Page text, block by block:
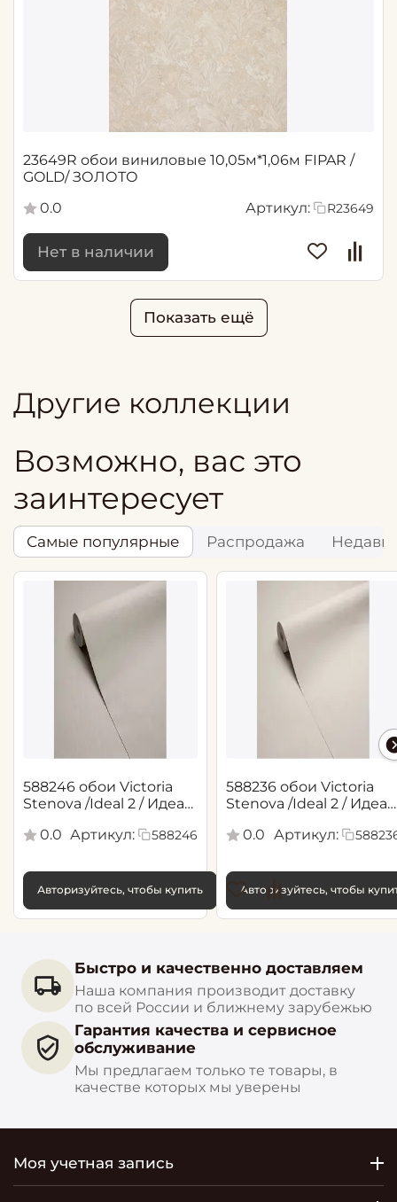
23649R обои виниловые 10,05м*1,06м FIPAR /
GOLD/ ЗОЛОТО
0.0
Артикул: R23649
Нет в наличии
Показать ещё
Другие коллекции
Возможно, вас это
заинтересует
Самые популярные Распродажа
588246 обои Victoria
Stenova /Ideal 2 / Идеал
0.0 Артикул: 588246
Авторизуйтесь, чтобы купить
588236 обои Victoria
Stenova /Ideal 2 / Идеал
0.0
Артикул:
Авторизуйтесь, чтобы
Быстро и качественно доставляем
Наша компания производит доставку
по всей России и ближнему зарубежью
Гарантия качества и сервисное
обслуживание
Мы предлагаем только те товары, в
качестве которых мы уверены
Моя учетная запись